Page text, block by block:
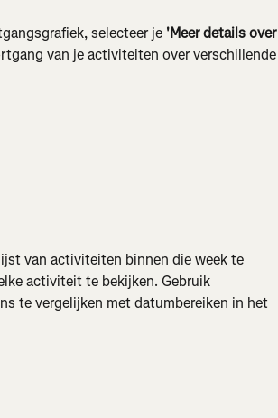
selecteer je 'Meer details over
van je activiteiten over verschillende
van activiteiten binnen die week te
activiteit te bekijken. Gebruik
te vergelijken met datumbereiken in het